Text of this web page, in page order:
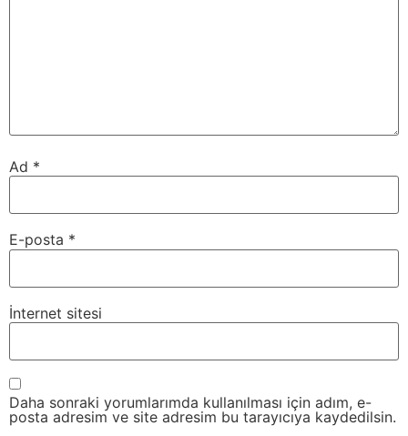
Ad *
E-posta *
İnternet sitesi
Daha sonraki yorumlarımda kullanılması için adım, e-
posta adresim ve site adresim bu tarayıcıya kaydedilsin.